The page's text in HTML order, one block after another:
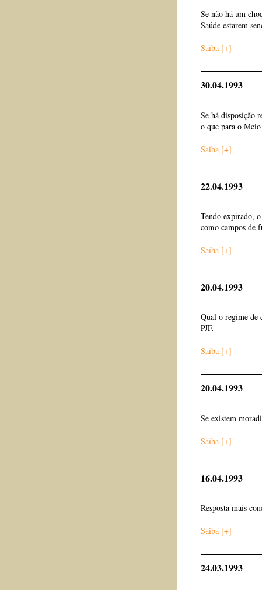
Se não há um
Saúde estarem
Saiba [+]
30.04.1993
Se há disposição
o que para o
Saiba [+]
22.04.1993
Tendo expirado,
como campos de
Saiba [+]
20.04.1993
Qual o regime de
PJF.
Saiba [+]
20.04.1993
Se existem
Saiba [+]
16.04.1993
Resposta mais
Saiba [+]
24.03.1993